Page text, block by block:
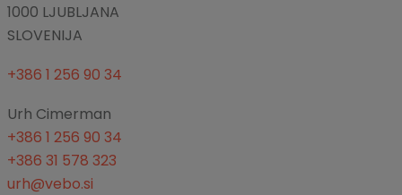
1000 LJUBLJANA
SLOVENIJA
+386 1 256 90 34
Urh Cimerman
+386 1 256 90 34
+386 31 578 323
urh@vebo.si